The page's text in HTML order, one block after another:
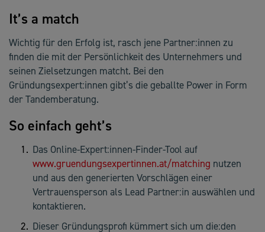
It’s a match
Wichtig für den Erfolg ist, rasch jene Partner:innen zu
finden die mit der Persönlichkeit des Unternehmers und
seinen Zielsetzungen matcht. Bei den
Gründungsexpert:innen gibt’s die geballte Power in Form
der Tandemberatung.
So einfach geht’s
Das Online-Expert:innen-Finder-Tool auf
www.gruendungsexpertinnen.at/matching nutzen
und aus den generierten Vorschlägen einer
Vertrauensperson als Lead Partner:in auswählen und
kontaktieren.
Dieser Gründungsprofi kümmert sich um die:den